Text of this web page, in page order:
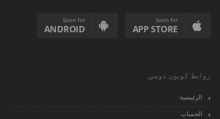
Soon for
APP STORE
Soon for
ANDROID
روابط كوبون دومي
الرئيسية
الحساب